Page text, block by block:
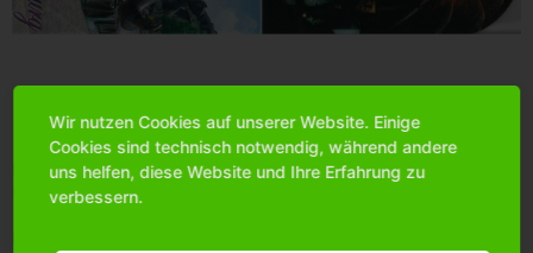
Bittemelden Sie sich an, um mehr Informationen über das
Produkt zu erhalten.
Wir nutzen Cookies auf unserer Website. Einige
Cookies sind technisch notwendig, während andere
uns helfen, diese Website und Ihre Erfahrung zu
verbessern.